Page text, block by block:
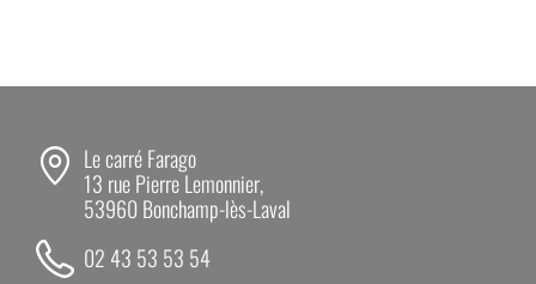
Le carré Farago
13 rue Pierre Lemonnier,
53960 Bonchamp-lès-Laval
02 43 53 53 54